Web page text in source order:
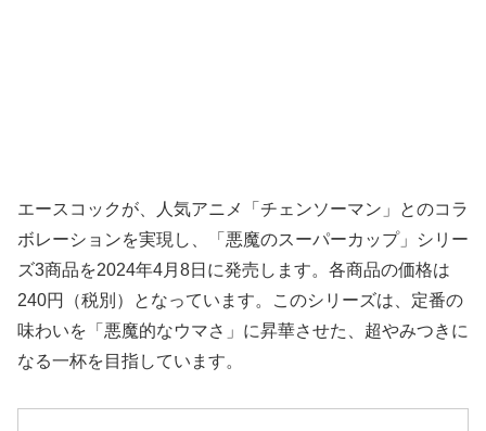
エースコックが、人気アニメ「チェンソーマン」とのコラ
ボレーションを実現し、「悪魔のスーパーカップ」シリー
ズ3商品を2024年4月8日に発売します。各商品の価格は
240円（税別）となっています。このシリーズは、定番の
味わいを「悪魔的なウマさ」に昇華させた、超やみつきに
なる一杯を目指しています。